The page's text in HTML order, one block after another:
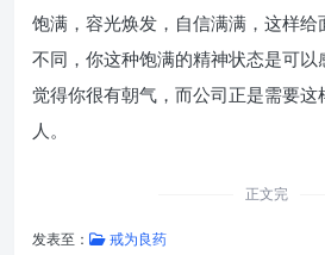
饱满，容光焕发，自信满满，这样
不同，你这种饱满的精神状态是可
觉得你很有朝气，而公司正是需要
人。
正文完
发表至： 戒为良药